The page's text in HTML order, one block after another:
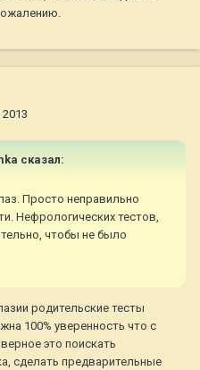
сказал:
Просто неправильно
Нефрологических тестов,
чтобы не было
родительские тесты
100% уверенность что с
это поискать
сделать предварительные